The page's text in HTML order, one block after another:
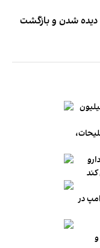
دیده شدن و بازگشت
مسکن در تهران به متری ۲۴۰ میلیون
در